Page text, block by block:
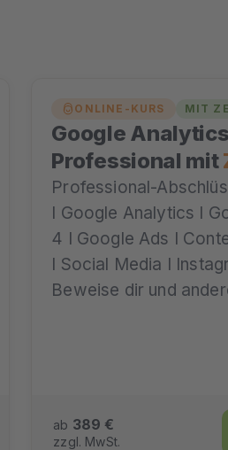
ONLINE-KURS MIT
Google Analytics
Professional mit
Professional-
I Google Analytics I
4 I Google Ads I
I Social Media I
Beweise dir und
ab 389 €
zzgl. MwSt.